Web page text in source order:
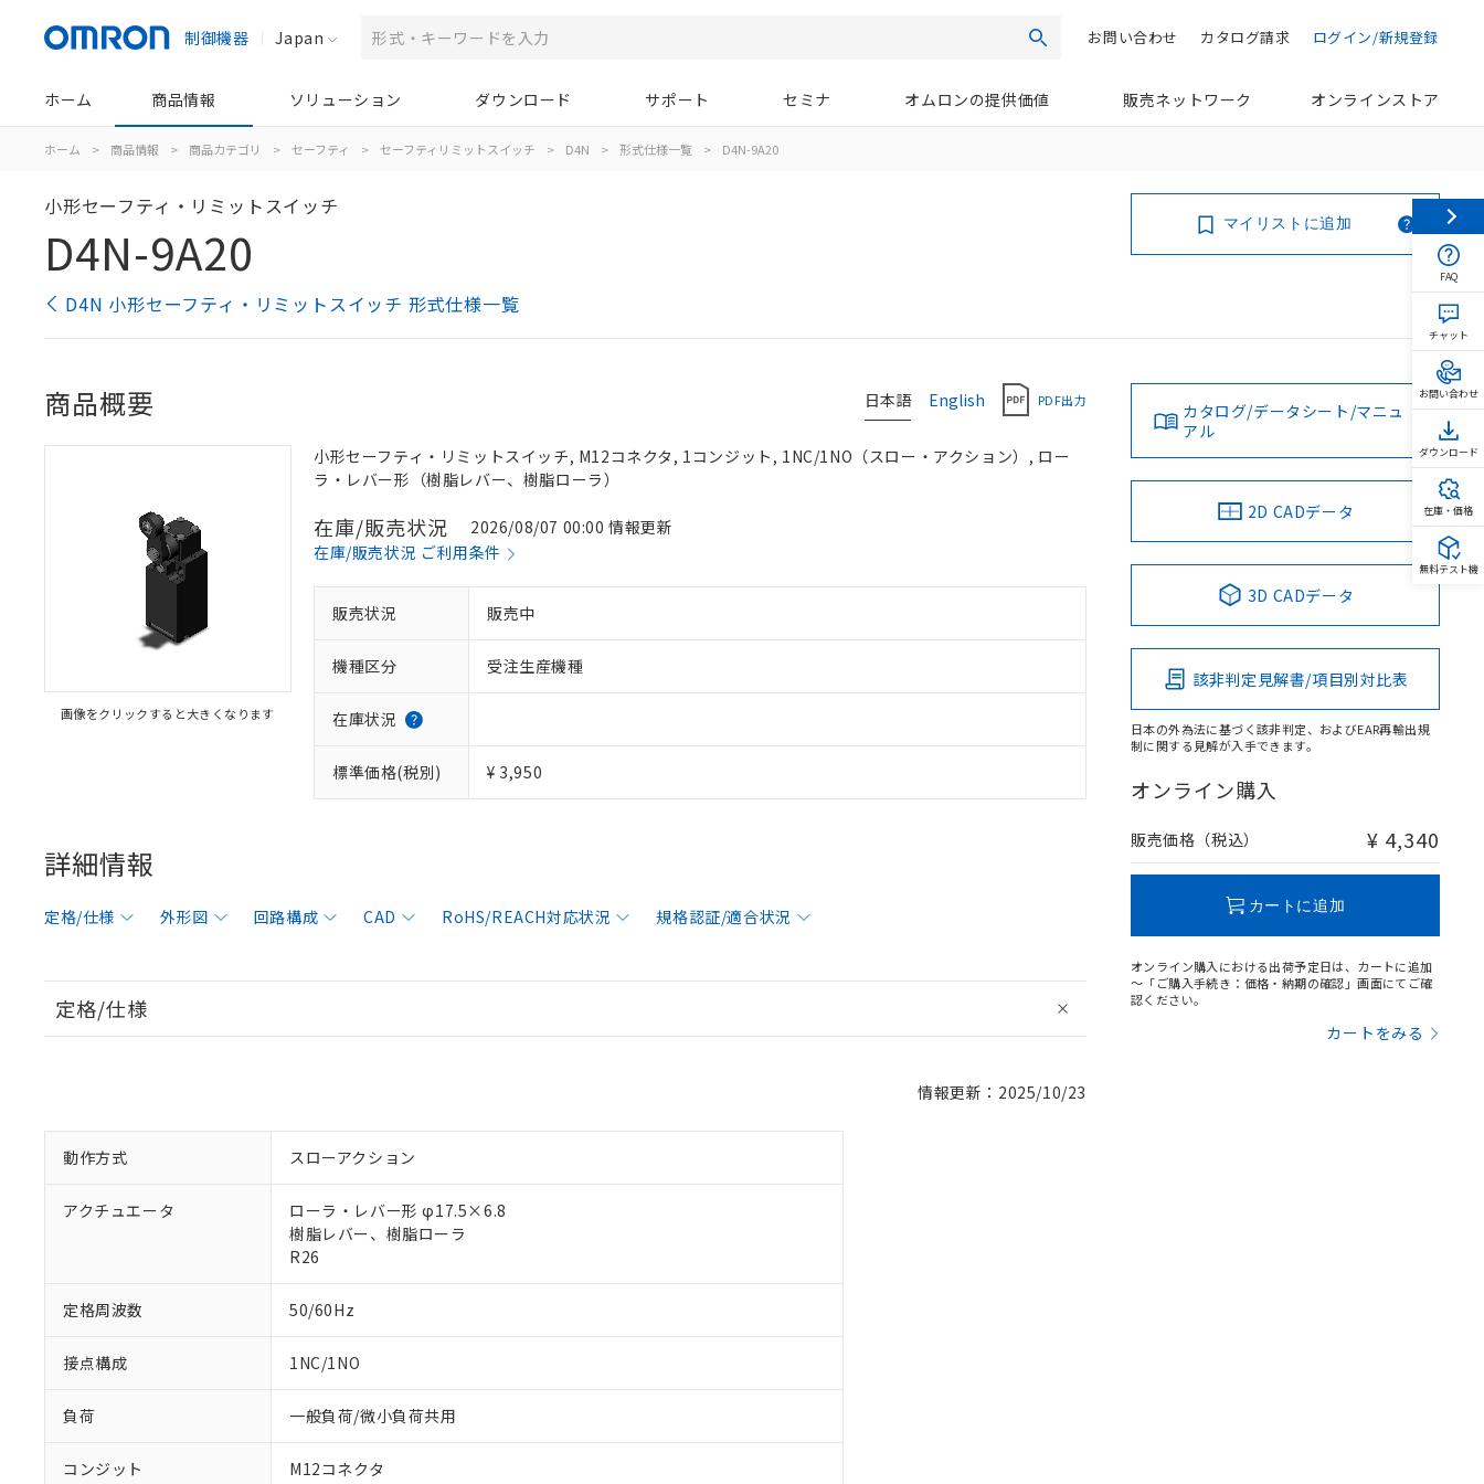
制御機器 Japan 検索 ログイン/新規登録
カタログ請求
お問い合わせ
ホーム 商品情報 ソリューション ダウンロード サポート セミナ オムロンの提供価値 販売ネットワーク オンラインストア
ホーム > 商品情報 > 商品カテゴリ > セーフティ > セーフティリミットスイッチ > D4N > 形式仕様一覧 > D4N-9A20
小形セーフティ・リミットスイッチ
D4N-9A20
D4N 小形セーフティ・リミットスイッチ 形式仕様一覧
マイリストに追加
日本語 English PDF出力
商品概要
画像をクリックすると大きくなります
小形セーフティ・リミットスイッチ, M12コネクタ, 1コンジット, 1NC/1NO（スロー・アクション）, ロー
ラ・レバー形（樹脂レバー、樹脂ローラ）
在庫/販売状況
2026/08/07 00:00 情報更新
在庫/販売状況 ご利用条件
販売状況 販売中
機種区分 受注生産機種
在庫状況
標準価格(税別) ¥ 3,950
詳細情報
定格/仕様 外形図 回路構成 CAD RoHS/REACH対応状況 規格認証/適合状況
定格/仕様
情報更新：2025/10/23
動作方式 スローアクション
アクチュエータ
ローラ・レバー形 φ17.5×6.8
樹脂レバー、樹脂ローラ
R26
定格周波数 50/60Hz
接点構成 1NC/1NO
負荷 一般負荷/微小負荷共用
コンジット
M12コネクタ
カタログ/データシート/マニュ
アル
2D CADデータ
3D CADデータ
該非判定見解書/項目別対比表
日本の外為法に基づく該非判定、およびEAR再輸出規
制に関する見解が入手できます。
オンライン購入
販売価格（税込） ¥ 4,340
カートに追加
オンライン購入における出荷予定日は、カートに追加
～「ご購入手続き：価格・納期の確認」画面にてご確
認ください。
カートをみる
FAQ
チャット
お問い合わせ
ダウンロード
在庫・価格
無料テスト機